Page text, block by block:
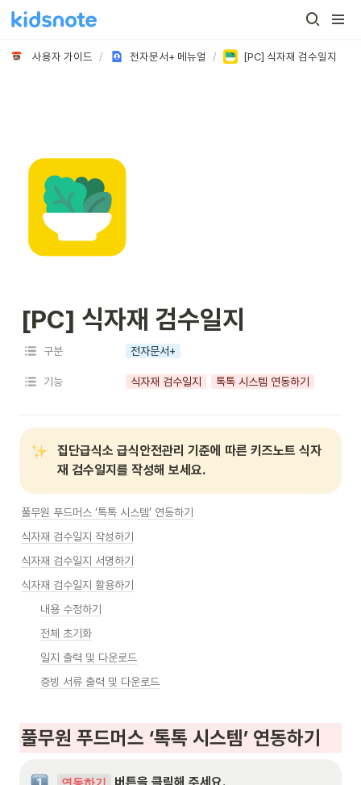
사용자 가이드 / 전자문서+ 메뉴얼 / [PC] 식자재 검수일지
[PC] 식자재 검수일지
구분 전자문서+
기능 식자재 검수일지 톡톡 시스템 연동하기
집단급식소 급식안전관리 기준에 따른 키즈노트 식자
재 검수일지를 작성해 보세요.
풀무원 푸드머스 ‘톡톡 시스템’ 연동하기
식자재 검수일지 작성하기
식자재 검수일지 서명하기
식자재 검수일지 활용하기
내용 수정하기
전체 초기화
일지 출력 및 다운로드
증빙 서류 출력 및 다운로드
풀무원 푸드머스 ‘톡톡 시스템’ 연동하기